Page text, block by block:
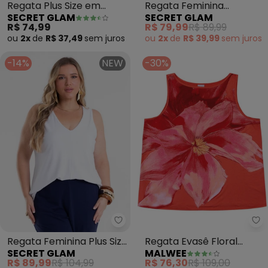
Regata Plus Size em
Ribana (Amarelo)
SECRET GLAM
R$ 74,99
ou 2x de R$ 37,49 sem juros
Regata Feminina
Canelada Plus Size
(Preto)
SECRET GLAM
R$ 79,99R$ 89,99
ou 2x de R$ 39,99 sem juros
-14% NEW
Secret Glam - Regata
Regata Feminina Plus Size
(Branco)
SECRET GLAM
R$ 89,99R$ 104,99
-30%
Regata Evasê Floral
Plus(Vermelho)
MALWEE
R$ 76,30R$ 109,00